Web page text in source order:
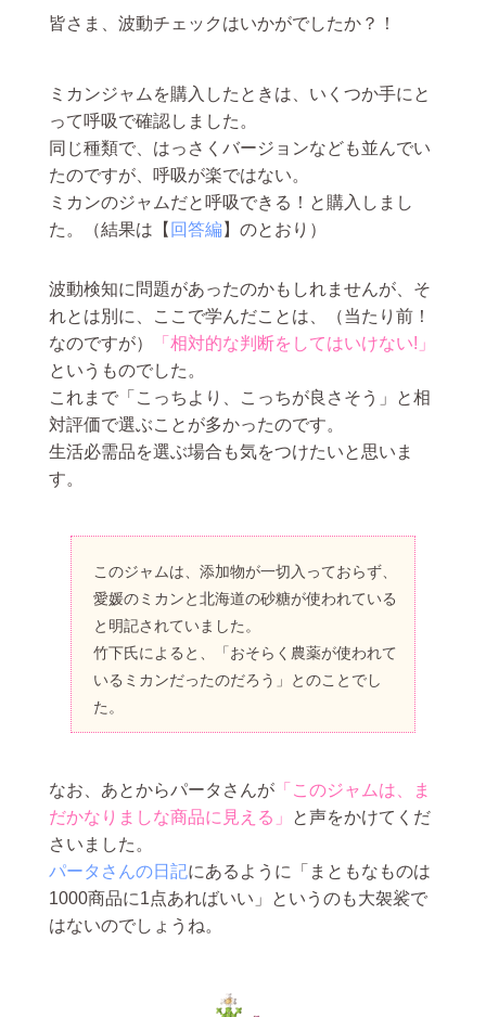
皆さま、波動チェックはいかがでしたか？！
ミカンジャムを購入したときは、いくつか手にと
って呼吸で確認しました。
同じ種類で、はっさくバージョンなども並んでい
たのですが、呼吸が楽ではない。
ミカンのジャムだと呼吸できる！と購入しまし
た。（結果は【 回答編 】のとおり）
波動検知に問題があったのかもしれませんが、そ
れとは別に、ここで学んだことは、（当たり前！
なのですが）
「相対的な判断をしてはいけない!」
というものでした。
これまで「こっちより、こっちが良さそう」と相
対評価で選ぶことが多かったのです。
生活必需品を選ぶ場合も気をつけたいと思いま
す。
このジャムは、添加物が一切入っておらず、
愛媛のミカンと北海道の砂糖が使われている
と明記されていました。
竹下氏によると、「おそらく農薬が使われて
いるミカンだったのだろう」とのことでし
た。
なお、あとからパータさんが 「このジャムは、ま
だかなりましな商品に見える」
と声をかけてくだ
さいました。
パータさんの日記にあるように「まともなものは
1000商品に1点あればいい」というのも大袈裟で
はないのでしょうね。